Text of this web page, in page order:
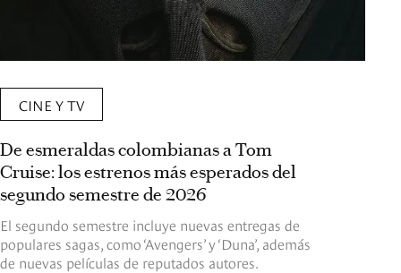
CINE Y TV
De esmeraldas colombianas a Tom
Cruise: los estrenos más esperados del
segundo semestre de 2026
El segundo semestre incluye nuevas entregas de
populares sagas, como ‘Avengers’ y ‘Duna’, además
de nuevas películas de reputados autores.